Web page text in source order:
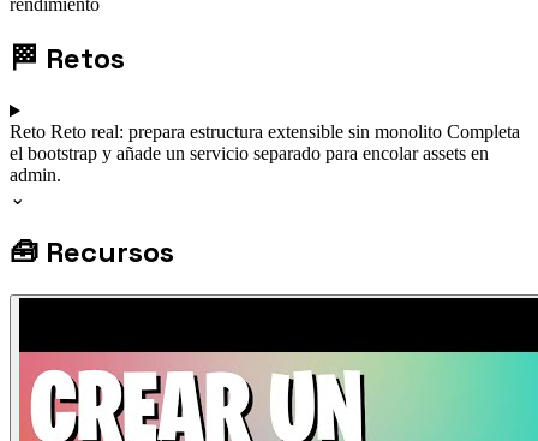
🏁 Retos
Reto Reto real: prepara estructura extensible sin monolito Completa
el bootstrap y añade un servicio separado para encolar assets en
admin.
⌄
🧰 Recursos